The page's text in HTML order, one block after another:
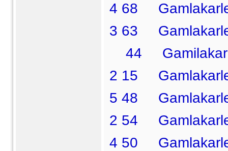
4 68
3 63
44
2 15
5 48
2 54
4 50